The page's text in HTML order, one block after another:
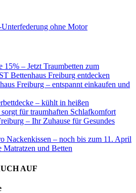
ohne Motor
15% – Jetzt Traumbetten zum
Bettenhaus Freiburg entdecken
Freiburg – entspannt einkaufen und
– kühlt in heißen
sorgt für traumhaften Schlafkomfort
– Ihr Zuhause für Gesundes
Nackenkissen – noch bis zum 11. April
Matratzen und Betten
AUF